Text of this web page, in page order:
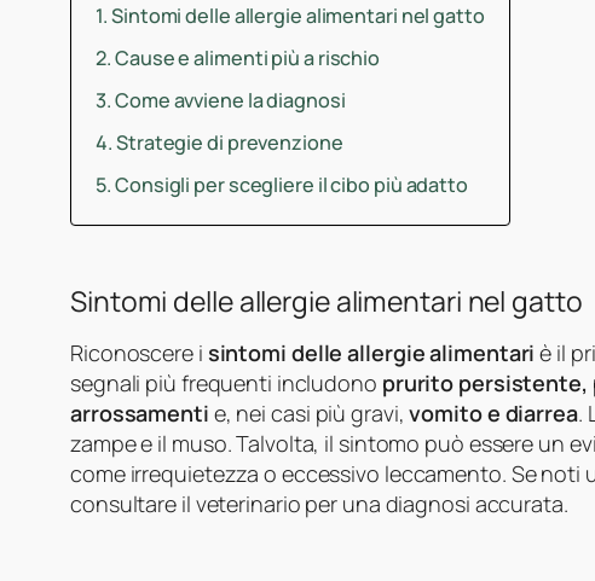
Sintomi delle allergie alimentari nel gatto
Cause e alimenti più a rischio
Come avviene la diagnosi
Strategie di prevenzione
Consigli per scegliere il cibo più adatto
Sintomi delle allergie alimentari nel gatto
Riconoscere i sintomi delle allergie alimentari è il
segnali più frequenti includono prurito persistente,
arrossamenti e, nei casi più gravi,vomito e diarrea.
zampe e il muso. Talvolta, il sintomo può essere un
come irrequietezza o eccessivo leccamento. Se
consultare il veterinario per una diagnosi accurata.